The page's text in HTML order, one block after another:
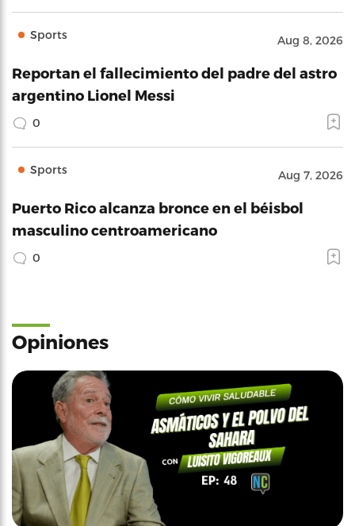
Sports Aug 8, 2026
Reportan el fallecimiento del padre del astro
argentino Lionel Messi
0
Sports Aug 7, 2026
Puerto Rico alcanza bronce en el béisbol
masculino centroamericano
0
Opiniones